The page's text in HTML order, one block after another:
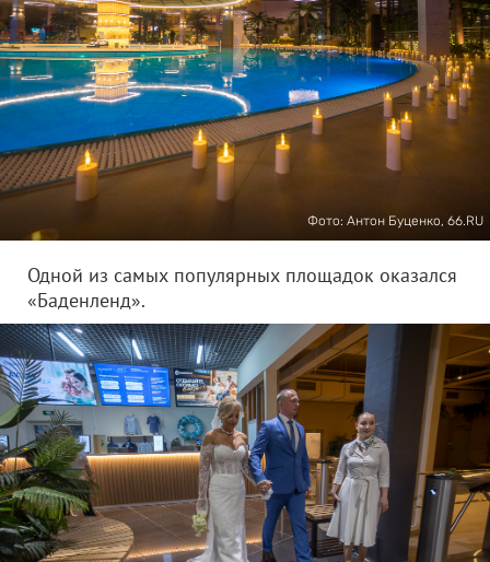
Фото: Антон Буценко, 66.RU
Одной из самых популярных площадок оказался
«Баденленд».